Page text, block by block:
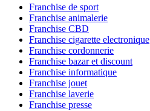
Franchise de sport
Franchise animalerie
Franchise CBD
Franchise cigarette electronique
Franchise cordonnerie
Franchise bazar et discount
Franchise informatique
Franchise jouet
Franchise laverie
Franchise presse